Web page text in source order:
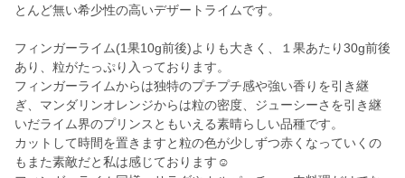
とんど無い希少性の高いデザートライムです。
フィンガーライム(1果10g前後)よりも大きく、１果あたり30g前後
あり、粒がたっぷり入っております。
フィンガーライムからは独特のプチプチ感や強い香りを引き継
ぎ、マンダリンオレンジからは粒の密度、ジューシーさを引き継
いだライム界のプリンスともいえる素晴らしい品種です。
カットして時間を置きますと粒の色が少しずつ赤くなっていくの
もまた素敵だと私は感じております☺️